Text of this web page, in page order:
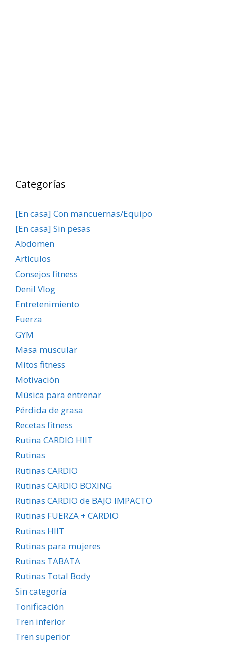
Categorías
[En casa] Con mancuernas/Equipo
[En casa] Sin pesas
Abdomen
Artículos
Consejos fitness
Denil Vlog
Entretenimiento
Fuerza
GYM
Masa muscular
Mitos fitness
Motivación
Música para entrenar
Pérdida de grasa
Recetas fitness
Rutina CARDIO HIIT
Rutinas
Rutinas CARDIO
Rutinas CARDIO BOXING
Rutinas CARDIO de BAJO IMPACTO
Rutinas FUERZA + CARDIO
Rutinas HIIT
Rutinas para mujeres
Rutinas TABATA
Rutinas Total Body
Sin categoría
Tonificación
Tren inferior
Tren superior